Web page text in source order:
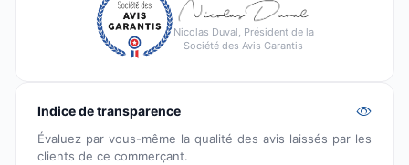
Nicolas Duval, Président de la
Société des Avis Garantis
Indice de transparence
Évaluez par vous-même la qualité des avis laissés par les
clients de ce commerçant.